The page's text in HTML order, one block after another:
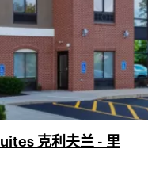
克利夫兰 - 里